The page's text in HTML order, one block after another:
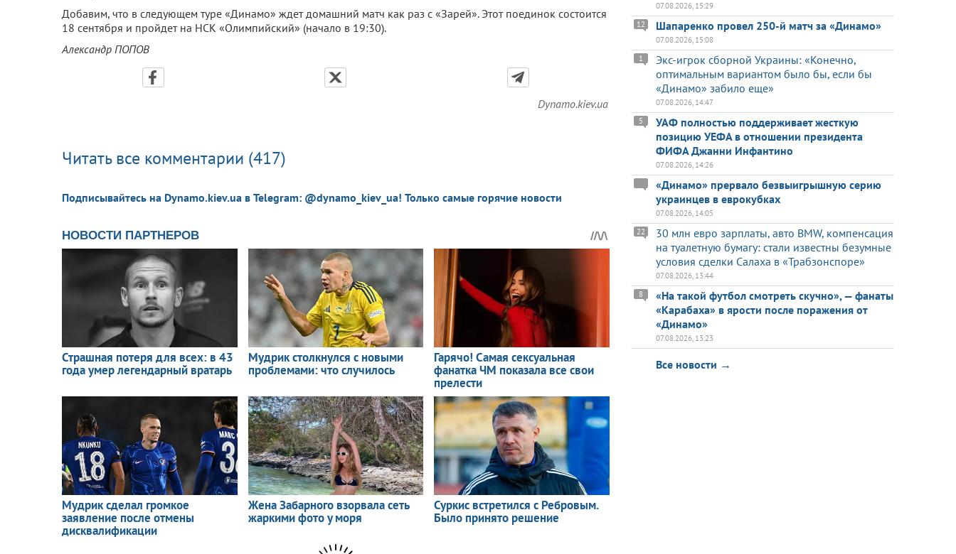
Добавим, что в следующем туре «Динамо» ждет домашний матч как раз с «Зарей». Этот поединок состоится
18 сентября и пройдет на НСК «Олимпийский» (начало в 19:30).
Александр ПОПОВ
Dynamo.kiev.ua
Читать все комментарии (417)
Подписывайтесь на Dynamo.kiev.ua в Telegram: @dynamo_kiev_ua! Только самые горячие новости
07.08.2026, 15:29
Шапаренко провел 250-й матч за «Динамо»
12
07.08.2026, 15:08
Экс-игрок сборной Украины: «Конечно,
оптимальным вариантом было бы, если бы
«Динамо» забило еще»
1
07.08.2026, 14:47
УАФ полностью поддерживает жесткую
позицию УЕФА в отношении президента
ФИФА Джанни Инфантино
5
07.08.2026, 14:26
«Динамо» прервало безвыигрышную серию
украинцев в еврокубках
07.08.2026, 14:05
30 млн евро зарплаты, авто BMW, компенсация
на туалетную бумагу: стали известны безумные
условия сделки Салаха в «Трабзонспоре»
22
07.08.2026, 13:44
«На такой футбол смотреть скучно», — фанаты
«Карабаха» в ярости после поражения от
«Динамо»
8
07.08.2026, 13:23
Все новости →